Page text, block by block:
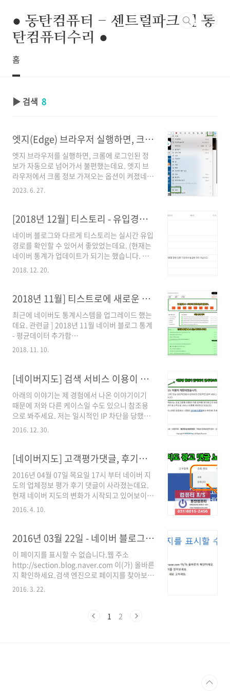
● 동탄컴퓨터 - 센트럴파크 옆 동
탄컴퓨터수리 ●
홈
▶ 검색 8
엣지(Edge) 브라우저 실행하면, 크롬에 로그인된 정보 가져와서 귀찮음
엣지 브라우저를 실행하면, 크롬에 로그인된 정
보가 자동으로 넘어가서 불편했는데요. 엣지 브
라우저에서 크롬 정보 가져오는 옵션이 켜졌네
요. (윈도우 업데이트되면서, 옵션이 자동으로 활
각되지만 그래도 기분이 좋지는 않네요.) 업데이
트되면서 크롬 브라우저에서 정보를 불러올 것이
냐는 확인창이 떴을 수도 있어요. 워낙 스팸처럼,
읽고 싶지 않은 안내 창을 띄우니깐 그냥 뭐야~하
면서 스킵하면서 확인을 눌렀을 수도 있습니다.
팝업 창은 자세히 안 읽어보니깐... 그리고 MS(대
니다. 1. 점 3개를 클릭하면, 아래와 같은 메뉴가
..
2023. 6. 27.
[2018년 12월] 티스토리 - 유입경로 사라짐
네이버 블로그와 다르게 티스토리는 실시간 유입
경로를 확인할 수 있어서 좋았었는데요. (현재는
네이버 통계가 업데이트가 되기는 했습니다. 관
련글 클릭) 블로그가 공격을 받는지 유입경로로
소재로 사용할 수도 있었는데요. [ 블로그 공격 의
https://blog.naver.com/dongtancom/220826727576
며칠전 티스토리 블로그 통계 업데이트로 인해
서, 유입경로(검색어확인)를 확인하는 메뉴가 없
어졌네요. (게시글 마다 통계를 확인해보면, 아랫
https://notice.tistory.com/2466?
category=110385 ..
2018. 12. 20.
2018년 11월] 티스트로에 새로운 통계 시스템이 적용
최근에 네이버도 통계시스템을 업그레이드 했는
데요. 관련글 ] 2018년 11월 네이버 블로그 통계
- 평균데이터 추가함
https://blog.naver.com/dongtancom/221393398521
은 줄 알았는데 그래도 신경을 써주니 고맙습니
다. [ 조금 더 상세한 내용은 티스트로 홈페이지
공지글 참조바랍니다. ]
https://notice.tistory.com/2462 블로그 관리
홈페이지에 금일 통계에 인기글을 분석해볼 수
있도록 메뉴를 추가했습니다. 위와 같이 아랫쪽
10개의 통계를 볼 수 있습니다만 글관리 메뉴에..
2018. 11. 10.
[네이버지도] 검색 서비스 이용이 제한되었습니다.
아래의 이야기는 제 경험에서 나온 이야기이기
때문에 저와 다른 케이스일 수도 있으니 참조용
으로 봐주세요. 저는 일시적인 IP 차단을 당했고
당일 해제됐습니다. 제 관심사는 제 지역에서 주
변 업체의 변화에 관심이 많이 있는데요. 네이버
때문에 아래와 같이 즐겨찾기 등록해서 모니터링
중입니다. 즐겨찾기의 폴더는 마우스의 휠버튼
클릭하면 탭으로 열기가 가능한데요. 폴더안의
링크를 클릭 한 번으로 탭으로 쫙 펼치며 열 수 있
습니다. ( [클] 마우스 휠버튼 관련 글 링크 참조
[릭]) 즐겨찾기에서 위의 폴더를 쭉 열었더니 아
는 네트워크에서 네이버의 안정적인 검색 서비스
를 방..
2016. 12. 30.
[네이버지도] 고객평가댓글, 후기댓글 안보이게 설정하는 방법 (2016년 4월)
2016년 04월 07일 목요일 17시 부터 네이버 지
도의 업체정보 평가 후기 댓글이 사라졌는데요.
현재 네이버 지도의 변화가 시작되고 있어보이네
요. 네이버 지도 공식 블로그 공지사항 참조
http://blog.naver.com/naver_map/220670797283
http://submit.naver.com//read/1000003074/
네이버 지도의 댓글의 원래의 취지에서 벗어나
악용되어 악성댓글이 달리거나 사업자 측에서 알
바를 고용해서 자화자찬이나 소비자 기만성 홍보
글을 올리는 등 오남용되는 사례가 많다보니 평
가 댓글 보다는 블로그, 포스트, 카페 등의 공신력
2016. 4. 10.
2016년 03월 22일 - 네이버 블로그 접속 불가
이 페이지를 표시할 수 없습니다.웹 주소
http://section.blog.naver.com 이(가) 올바른
지 확인하세요.검색 엔진으로 페이지를 찾아보세
요.몇 분 후에 페이지를 새로 고치세요. 현재 네이
봐서는 네이버 블로그 자체적인 문제로 보입니
2016. 3. 22.
1 2